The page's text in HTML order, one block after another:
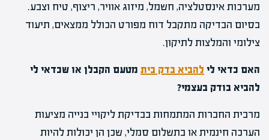
מערכות אינסטלציה, חשמל, מיזוג אוויר, ריצוף, טיח וצבע.
בסיום הבדיקה מתקבל דוח מפורט הכולל ממצאים, תיעוד
צילומי והמלצות לתיקון.
האם כדאי לילהביא בדק בית מטעם הקבלן או שכדאי לי
להביא בודק בעצמי?
מרבית החברות המתמחות בבדיקת ליקויי בנייה מציעות
הערכה חינמית או בתשלום סמלי, שכן הן יכולות להיות